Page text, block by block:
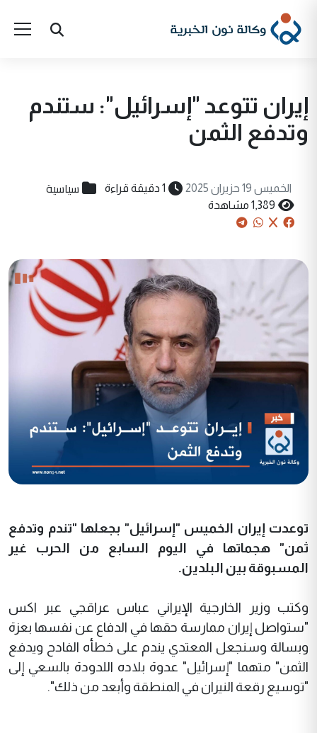
إيران تتوعد "إسرائيل": ستندم
وتدفع الثمن
الخميس 19 حزيران 2025 1 دقيقة قراءة سياسية
1,389 مشاهدة
توعدت إيران الخميس "إسرائيل" بجعلها "تندم وتدفع
ثمن" هجماتها في اليوم السابع من الحرب غير
المسبوقة بين البلدين.
وكتب وزير الخارجية الإيراني عباس عراقجي عبر اكس
"ستواصل إيران ممارسة حقها في الدفاع عن نفسها بعزة
وبسالة وسنجعل المعتدي يندم على خطأه الفادح ويدفع
الثمن" متهما "إسرائيل" عدوة بلاده اللدودة بالسعي إلى
"توسيع رقعة النيران في المنطقة وأبعد من ذلك".